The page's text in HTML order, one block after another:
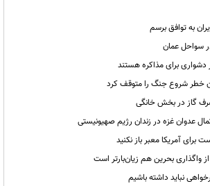
به توافق برسم
سواحل عمان
برای مذاکره هستند
خطر شروع جنگ را متوقف کرد
گاز در بخش خانگی
عدوان غزه در زندان رژیم صهیونیستی
برای آمریکا معبر باز نکنید
واگذاری بحرین هم زیان‌بارتر است
نباید داشته باشیم